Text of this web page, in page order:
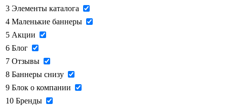
3 Элементы каталога
4 Маленькие баннеры
5 Акции
6 Блог
7 Отзывы
8 Баннеры снизу
9 Блок о компании
10 Бренды